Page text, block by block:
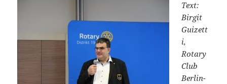
Text:
Birgit
Guizett
i,
Rotary
Club
Berlin-